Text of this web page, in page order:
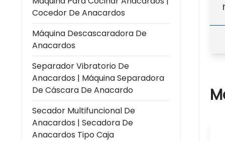
Cocedor De Anacardos
Máquina Descascaradora De
Anacardos
Separador Vibratorio De
Anacardos | Máquina Separadora
De Cáscara De Anacardo
Secador Multifuncional De
Anacardos | Secadora De
Anacardos Tipo Caja